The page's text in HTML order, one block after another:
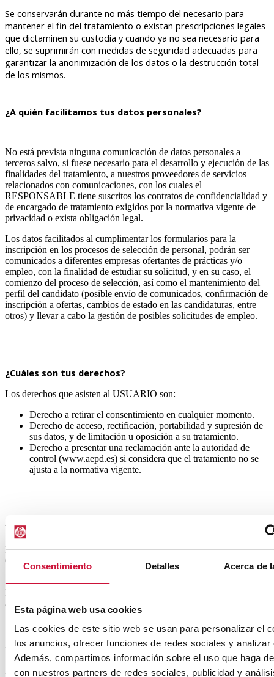
Consentimiento Detalles Acerca de
Esta página web usa cookies
Las cookies de este sitio web se usan para personalizar el
los anuncios, ofrecer funciones de redes sociales y analizar
Además, compartimos información sobre el uso que haga
con nuestros partners de redes sociales, publicidad y
Se conservarán durante no más tiempo del necesario para
mantener el fin del tratamiento o existan prescripciones legales
que dictaminen su custodia y cuando ya no sea necesario para
ello, se suprimirán con medidas de seguridad adecuadas para
garantizar la anonimización de los datos o la destrucción total
de los mismos.
¿A quién facilitamos tus datos personales?
No está prevista ninguna comunicación de datos personales a
terceros salvo, si fuese necesario para el desarrollo y ejecución de las
finalidades del tratamiento, a nuestros proveedores de servicios
relacionados con comunicaciones, con los cuales el
RESPONSABLE tiene suscritos los contratos de confidencialidad y
de encargado de tratamiento exigidos por la normativa vigente de
privacidad o exista obligación legal.
Los datos facilitados al cumplimentar los formularios para la
inscripción en los procesos de selección de personal, podrán ser
comunicados a diferentes empresas ofertantes de prácticas y/o
empleo, con la finalidad de estudiar su solicitud, y en su caso, el
comienzo del proceso de selección, así como el mantenimiento del
perfil del candidato (posible envío de comunicados, confirmación de
inscripción a ofertas, cambios de estado en las candidaturas, entre
otros) y llevar a cabo la gestión de posibles solicitudes de empleo.
¿Cuáles son tus derechos?
Los derechos que asisten al USUARIO son:
Derecho a retirar el consentimiento en cualquier momento.
Derecho de acceso, rectificación, portabilidad y supresión de
sus datos, y de limitación u oposición a su tratamiento.
Derecho a presentar una reclamación ante la autoridad de
control (www.aepd.es) si considera que el tratamiento no se
ajusta a la normativa vigente.
Datos de contacto para ejercer sus derechos:
EUNCET FORMACIÓN SL. Carretera de Talamanca, km 3, 3 -
08225 Terrassa (Barcelona). E-mail: segurinfo@euncet.com
Datos de contacto del delegado de protección de datos: info@badia-
adv.com
2. CARÁCTER OBLIGATORIO O FACULTATIVO DE LA
INFORMACIÓN FACILITADA POR EL USUARIO